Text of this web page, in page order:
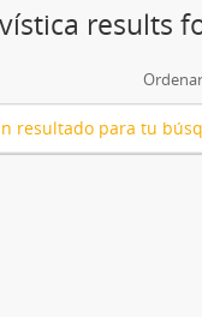
results
resultado para tu